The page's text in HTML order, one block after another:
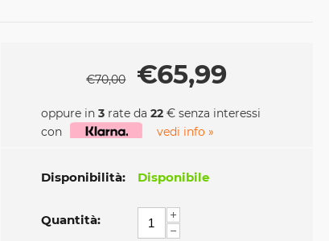
€70,00 €65,99
oppure in 3rate da 22€ senza interessi
con
vedi info »
Disponibilità: Disponibile
Quantità:
+
−